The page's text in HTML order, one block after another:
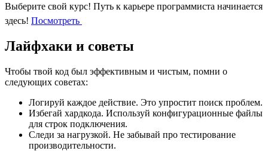
Выберите свой курс! Путь к карьере программиста начинается
здесь! Посмотреть
Лайфхаки и советы
Чтобы твой код был эффективным и чистым, помни о
следующих советах:
Логируй каждое действие. Это упростит поиск проблем.
Избегай хардкода. Используй конфигурационные файлы
для строк подключения.
Следи за нагрузкой. Не забывай про тестирование
производительности.